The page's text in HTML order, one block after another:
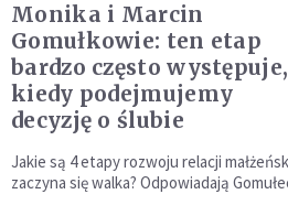
Monika i Marcin
Gomułkowie: ten etap
bardzo często występuje,
kiedy podejmujemy
decyzję o ślubie
Jakie są 4 etapy rozwoju relacji
zaczyna się walka? Odpowiadają